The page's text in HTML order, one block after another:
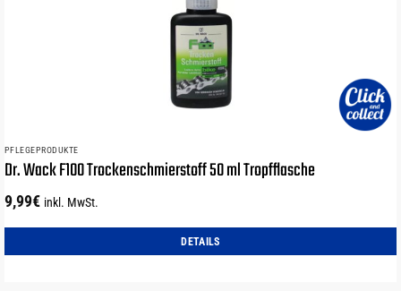
PFLEGEPRODUKTE
Dr. Wack F100 Trockenschmierstoff 50 ml Tropfflasche
9,99€ inkl. MwSt.
DETAILS